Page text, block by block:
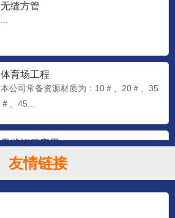
无缝方管
...
体育场工程
本公司常备资源材质为：10＃、20＃、35
＃、45...
无缝钢管应用
本公司常备资源材质为：10＃、20＃、35
＃、45...
友情链接